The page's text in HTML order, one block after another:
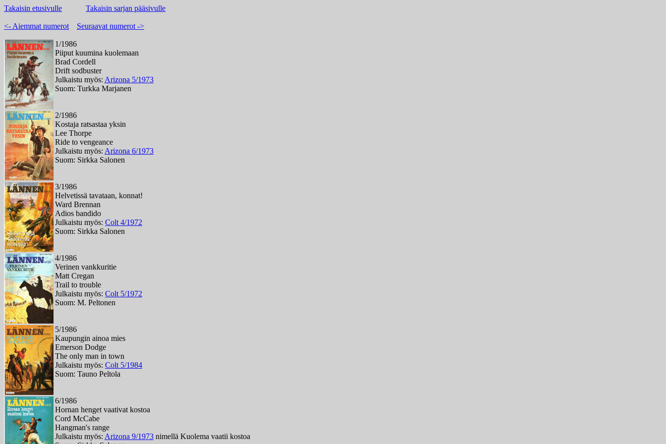
Takaisin etusivulle Takaisin sarjan pääsivulle
<- Aiemmat numerot Seuraavat numerot ->
1/1986
Piiput kuumina kuolemaan
Brad Cordell
Drift sodbuster
Julkaistu myös: Arizona 5/1973
Suom: Turkka Marjanen
2/1986
Kostaja ratsastaa yksin
Lee Thorpe
Ride to vengeance
Julkaistu myös: Arizona 6/1973
Suom: Sirkka Salonen
3/1986
Helvetissä tavataan, konnat!
Ward Brennan
Adios bandido
Julkaistu myös: Colt 4/1972
Suom: Sirkka Salonen
4/1986
Verinen vankkuritie
Matt Cregan
Trail to trouble
Julkaistu myös: Colt 5/1972
Suom: M. Peltonen
5/1986
Kaupungin ainoa mies
Emerson Dodge
The only man in town
Julkaistu myös: Colt 5/1984
Suom: Tauno Peltola
6/1986
Hornan henget vaativat kostoa
Cord McCabe
Hangman's range
Julkaistu myös: Arizona 9/1973 nimellä Kuolema vaatii kostoa